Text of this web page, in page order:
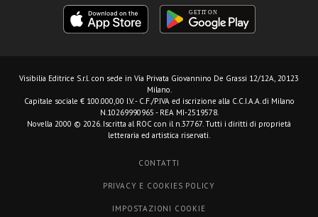
Visibilia Editrice S.r.l. con sede in Via Privata Giovannino De Grassi 12/12A, 20123
Milano.
Capitale sociale € 100.000,00 I.V. - C.F./P.IVA ed iscrizione alla C.C.I.A.A. di Milano
N.10269990965 - REA MI-2519578.
Novella 2000 © 2026. Iscritta al ROC con il n.37767. Tutti i diritti di proprietà
letteraria ed artistica riservati.
CONTATTI
PRIVACY E COOKIES POLICY
IMPOSTAZIONI COOKIE